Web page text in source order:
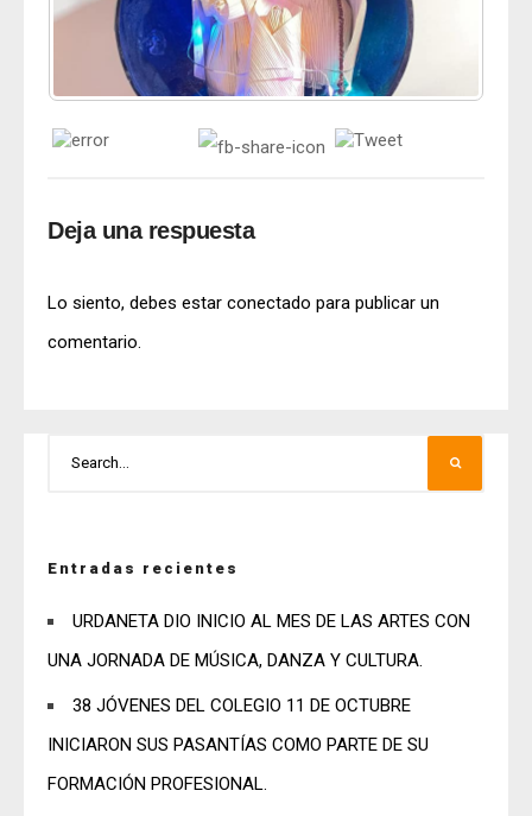
Deja una respuesta
Lo siento, debes estar conectado para publicar un
comentario.
Entradas recientes
URDANETA DIO INICIO AL MES DE LAS ARTES CON
UNA JORNADA DE MÚSICA, DANZA Y CULTURA.
38 JÓVENES DEL COLEGIO 11 DE OCTUBRE
INICIARON SUS PASANTÍAS COMO PARTE DE SU
FORMACIÓN PROFESIONAL.